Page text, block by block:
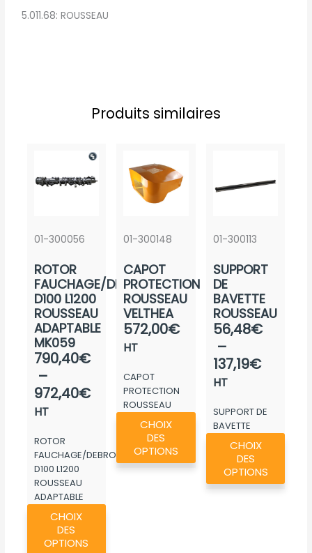
5.011.68: ROUSSEAU
Produits similaires
01-300056
ROTOR
FAUCHAGE/DEBROUSSAIL.
D100 L1200
ROUSSEAU
ADAPTABLE
MK059
790,40€
–
972,40€
Plage
prix :
790,40€
972,40€
HT
ROTOR
FAUCHAGE/DEBROUSSAIL.
D100 L1200
ROUSSEAU
ADAPTABLE
MK059
CHOIX
DES
OPTIONS
Ce
01-300148
CAPOT
PROTECTION
ROUSSEAU
VELTHEA
572,00€
HT
CAPOT
PROTECTION
ROUSSEAU
VELTHEA
CHOIX
DES
OPTIONS
Ce
produit
plusieurs
variations.
01-300113
SUPPORT
DE
BAVETTE
ROUSSEAU
56,48€
–
137,19€
Plage
prix :
137,19€
HT
SUPPORT DE
BAVETTE
ROUSSEAU
CHOIX
DES
OPTIONS
Ce